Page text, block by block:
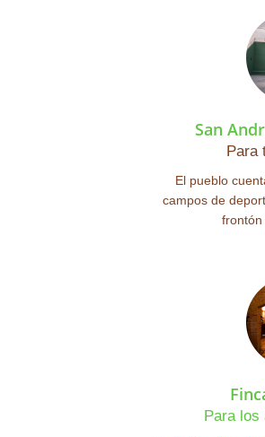
San
Para
El pueblo
campos de
frontón
Para los